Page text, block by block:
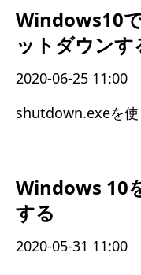
Windows10
ットダウンす
2020-06-25 11:00
shutdown.exeを使
Windows 10
する
2020-05-31 11:00